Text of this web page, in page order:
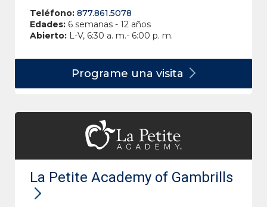
Teléfono: 877.861.5078
Edades: 6 semanas - 12 años
Abierto: L-V, 6:30 a. m.- 6:00 p. m.
Programe una visita
La Petite Academy of Gambrills